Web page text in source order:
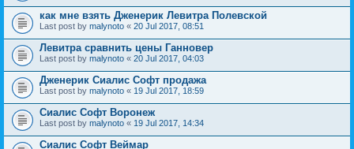
как мне взять Дженерик Левитра Полевской
Last post by malynoto « 20 Jul 2017, 08:51
Левитра сравнить цены Ганновер
Last post by malynoto « 20 Jul 2017, 04:03
Дженерик Сиалис Софт продажа
Last post by malynoto « 19 Jul 2017, 18:59
Сиалис Софт Воронеж
Last post by malynoto « 19 Jul 2017, 14:34
Сиалис Софт Веймар